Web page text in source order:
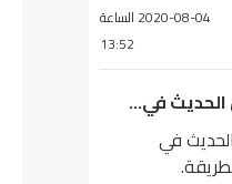
2020-08-04 الساعة
13:52
الحديث في…
في